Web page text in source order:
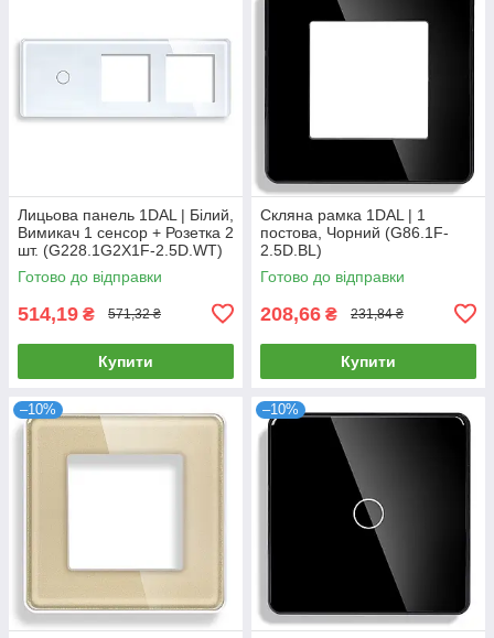
Лицьова панель 1DAL | Білий,
Вимикач 1 сенсор + Розетка 2
шт. (G228.1G2X1F-2.5D.WT)
Готово до відправки
514,19 ₴ 571,32 ₴
Купити
Скляна рамка 1DAL | 1
постова, Чорний (G86.1F-
2.5D.BL)
Готово до відправки
208,66 ₴ 231,84 ₴
Купити
–10% –10%